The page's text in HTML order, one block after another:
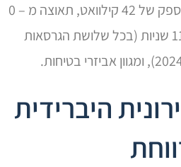
בקיבולת 1.56 קוט"ש ובהספק של 42 קילוואט, תאוצה מ – 0
ל – 100 קמ"ש בתוך כ – 11 שניות (בכל שלושת הגרסאות
היברידית